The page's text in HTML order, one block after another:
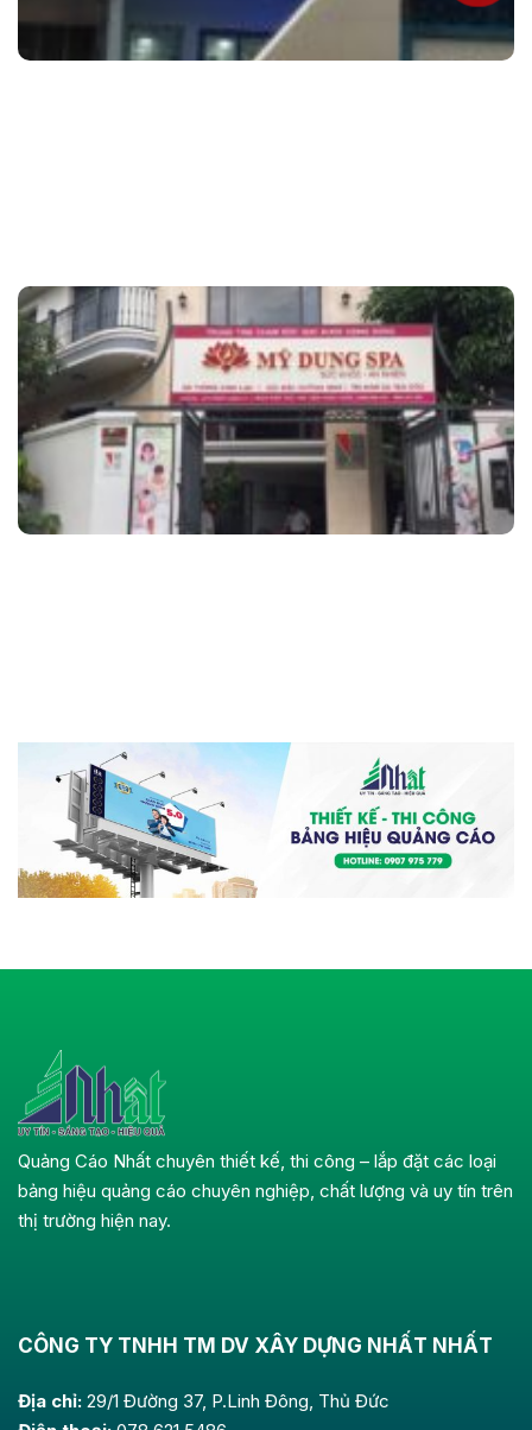
Quảng Cáo Nhất chuyên thiết kế, thi công – lắp đặt các loại
bảng hiệu quảng cáo chuyên nghiệp, chất lượng và uy tín trên
thị trường hiện nay.
CÔNG TY TNHH TM DV XÂY DỰNG NHẤT NHẤT
Địa chỉ: 29/1 Đường 37, P.Linh Đông, Thủ Đức